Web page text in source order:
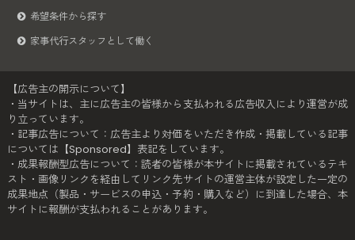
希望条件から探す
家事代行スタッフとして働く
【広告主の開示について】
・当サイトは、主に広告主の皆様から支払われる広告収入により運営が成
り立っています。
・記事広告について：広告主より対価をいただき作成・掲載している記事
については【Sponsored】表記をしています。
・成果報酬型広告について：読者の皆様が本サイトに掲載されているテキ
スト・画像リンクを経由してリンク先サイトの運営主体が設定した一定の
成果地点（製品・サービスの申込・予約・購入など）に到達した場合、本
サイトに報酬が支払われることがあります。